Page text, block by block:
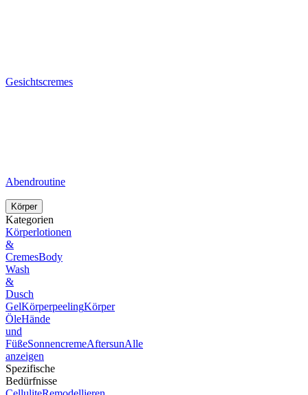
Gesichtscremes
Abendroutine
Körper
Kategorien
Körperlotionen
&
CremesBody
Wash
&
Dusch
GelKörperpeelingKörper
ÖleHände
und
FüßeSonnencremeAftersunAlle
anzeigen
Spezifische
Bedürfnisse